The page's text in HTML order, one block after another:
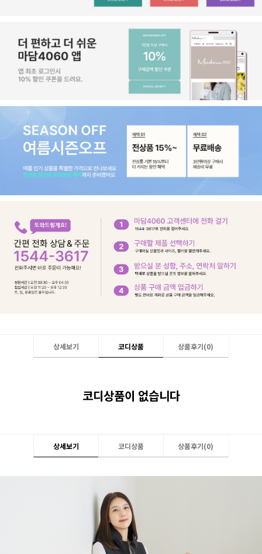
상세보기 코디상품 상품후기(0)
코디상품이 없습니다
상세보기 코디상품 상품후기(0)